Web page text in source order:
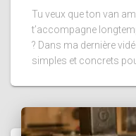
Tu veux que ton van
t’accompagne
? Dans ma dernière
simples et concrets